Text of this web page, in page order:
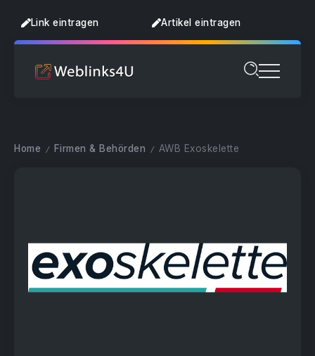
Link eintragen Artikel eintragen
Home / Firmen & Behörden / AWB Exoskelette